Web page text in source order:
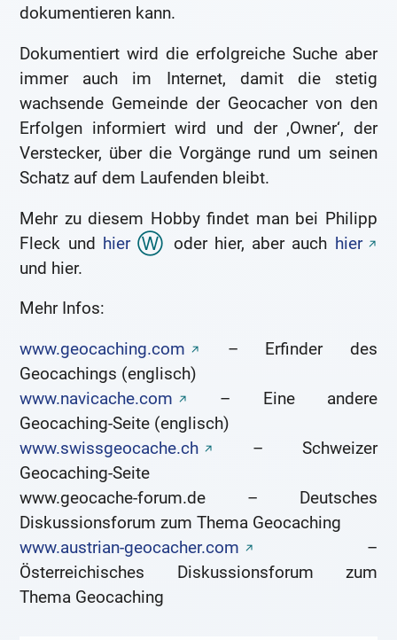
dokumentieren kann.
Dokumentiert wird die erfolgreiche Suche aber
immer auch im Internet, damit die stetig
wachsende Gemeinde der Geocacher von den
Erfolgen informiert wird und der ‚Owner‘, der
Verstecker, über die Vorgänge rund um seinen
Schatz auf dem Laufenden bleibt.
Mehr zu diesem Hobby findet man bei Philipp
Fleck und hier oder hier, aber auch hier
und hier.
Mehr Infos:
www.geocaching.com
– Erfinder des
Geocachings (englisch)
www.navicache.com
– Eine andere
Geocaching-Seite (englisch)
www.swissgeocache.ch
– Schweizer
Geocaching-Seite
www.geocache-forum.de – Deutsches
Diskussionsforum zum Thema Geocaching
www.austrian-geocacher.com
–
Österreichisches Diskussionsforum zum
Thema Geocaching